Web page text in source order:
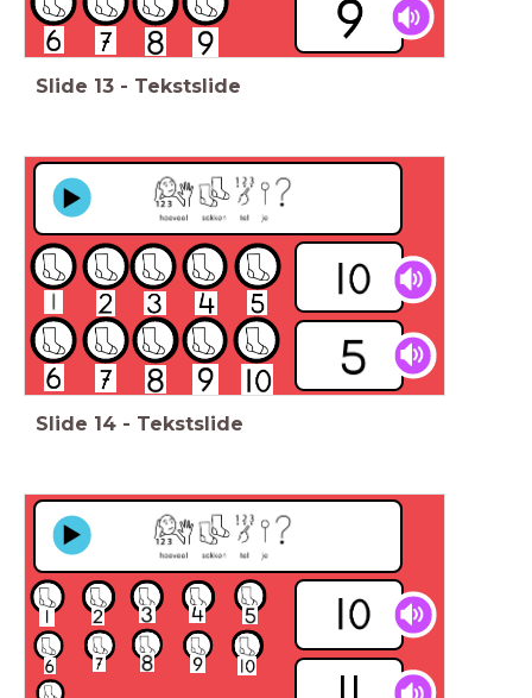
Slide 13 - Tekstslide
Slide 14 - Tekstslide